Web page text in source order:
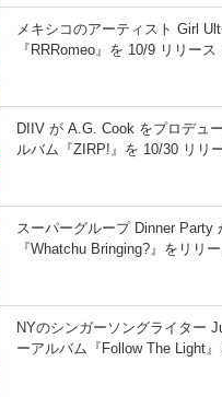
メキシコのアーティスト Girl
『RRRomeo』を 10/9 リリース
DIIV が A.G. Cook をプロデュ
ルバム『ZIRP!』を 10/30 リリ
スーパーグループ Dinner Party
『Whatchu Bringing?』をリリー
NYのシンガーソングライター
ーアルバム『Follow The Light